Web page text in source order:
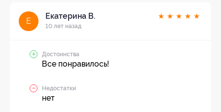
Е
Екатерина В.
10 лет назад
★ ★ ★ ★ ★
Достоинства
Все понравилось!
Недостатки
нет